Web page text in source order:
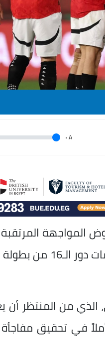
A
.
المواجهة
الأرجنتين، والمقرر إقامتها مساء اليوم الثلاثاء،
الذي من المنتظر أن
في تحقيق